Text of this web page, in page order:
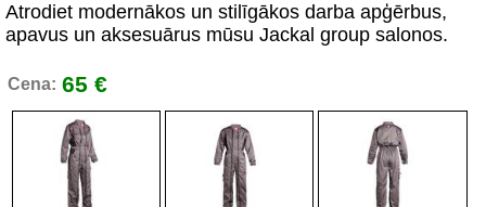
Atrodiet modernākos un stilīgākos darba apģērbus,
apavus un aksesuārus mūsu Jackal group salonos.
Cena: 65 €